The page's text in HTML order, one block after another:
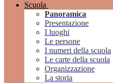
Scuola
Panoramica
Presentazione
I luoghi
Le persone
I numeri della scuola
Le carte della scuola
Organizzazione
La storia